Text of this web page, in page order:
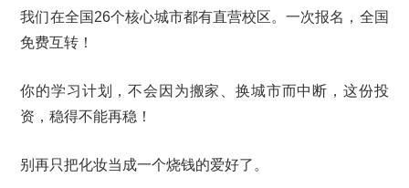
我们在全国26个核心城市都有直营校区。一次报名，全国
免费互转！
你的学习计划，不会因为搬家、换城市而中断，这份投
资，稳得不能再稳！
别再只把化妆当成一个烧钱的爱好了。